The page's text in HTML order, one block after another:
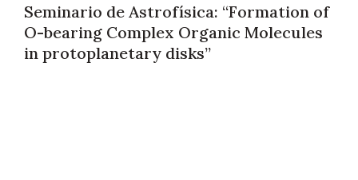
Seminario de Astrofísica: “Formation of
O-bearing Complex Organic Molecules
in protoplanetary disks”